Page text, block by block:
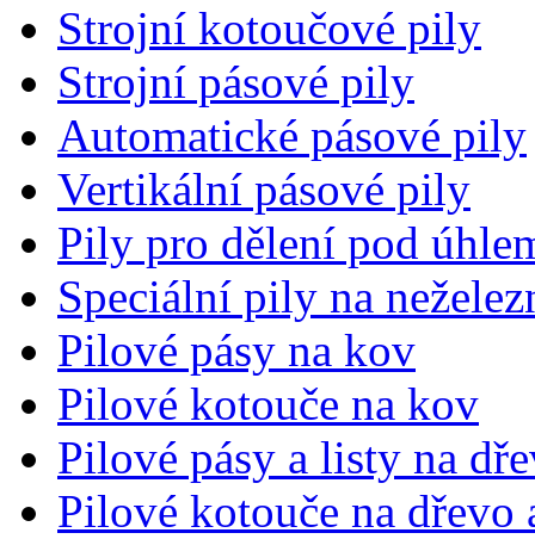
Strojní kotoučové pily
Strojní pásové pily
Automatické pásové pily
Vertikální pásové pily
Pily pro dělení pod
Speciální pily na
Pilové pásy na kov
Pilové kotouče na kov
Pilové pásy a listy na
Pilové kotouče na dřevo